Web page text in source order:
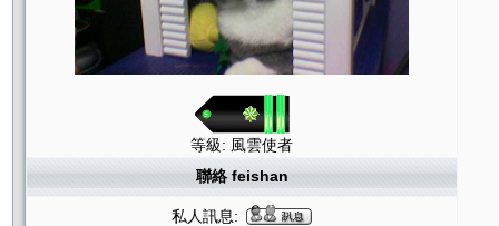
等級: 風雲使者
聯絡 feishan
私人訊息: